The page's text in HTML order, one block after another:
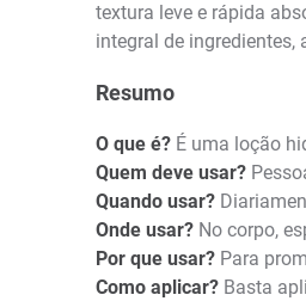
textura leve e rápida
integral de ingredientes,
Resumo
O que é? É uma loção
Quem deve usar?
Quando usar?
Onde usar? No corpo,
Por que usar? Para
Como aplicar? Basta